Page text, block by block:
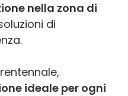
nella zona di
di
ideale per ogni